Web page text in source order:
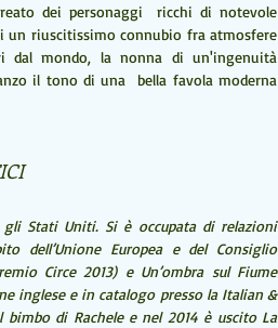
dei personaggi  ricchi di notevole
riuscitissimo connubio fra atmosfere
dal mondo, la nonna di un'ingenuità
il tono di una  bella favola moderna
Stati Uniti. Si è occupata di relazioni
dell’Unione Europea e del Consiglio
Circe 2013) e Un’ombra sul Fiume
inglese e in catalogo presso la Italian &
bimbo di Rachele e nel 2014 è uscito La